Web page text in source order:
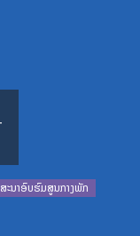
ະນາອົບຮົມສູນກາງພັກ